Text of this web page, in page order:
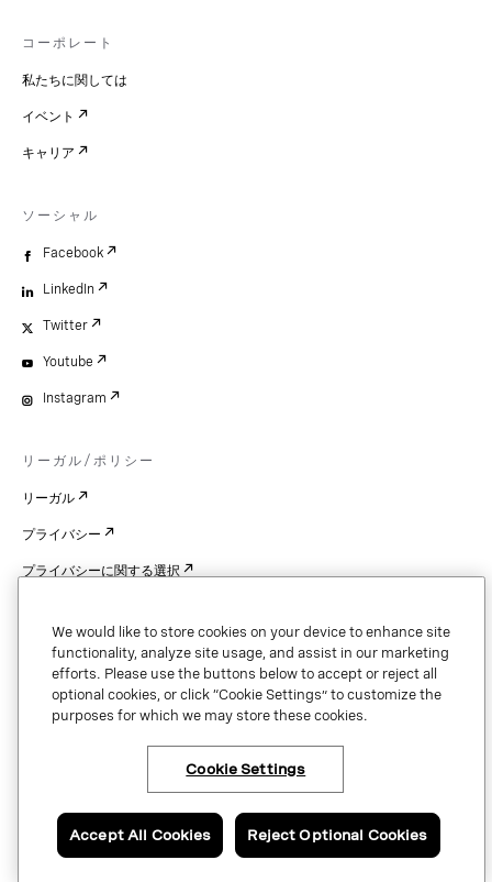
Copyright © 2026 Vonage. All rights reserved. VONAGE®, the V logo (
®),
and other Vonage marks are registered trademarks of Vonage or its affiliates
in the United States and other countries.
コーポレート
私たちに関しては
イベント
キャリア
ソーシャル
Facebook
LinkedIn
Twitter
Youtube
Instagram
リーガル/ポリシー
リーガル
プライバシー
プライバシーに関する選択
著作権
セキュリティと信頼
We would like to store cookies on your device to enhance site
functionality, analyze site usage, and assist in our marketing
efforts. Please use the buttons below to accept or reject all
optional cookies, or click “Cookie Settings” to customize the
purposes for which we may store these cookies.
Cookie Settings
Reject Optional Cookies
Accept All Cookies